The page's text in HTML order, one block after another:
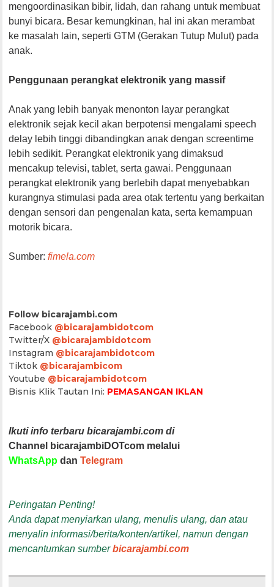
mengoordinasikan bibir, lidah, dan rahang untuk membuat
bunyi bicara. Besar kemungkinan, hal ini akan merambat
ke masalah lain, seperti GTM (Gerakan Tutup Mulut) pada
anak.
Penggunaan perangkat elektronik yang massif
Anak yang lebih banyak menonton layar perangkat
elektronik sejak kecil akan berpotensi mengalami speech
delay lebih tinggi dibandingkan anak dengan screentime
lebih sedikit. Perangkat elektronik yang dimaksud
mencakup televisi, tablet, serta gawai. Penggunaan
perangkat elektronik yang berlebih dapat menyebabkan
kurangnya stimulasi pada area otak tertentu yang berkaitan
dengan sensori dan pengenalan kata, serta kemampuan
motorik bicara.
Sumber:fimela.com
Follow bicarajambi.com
Facebook @bicarajambidotcom
Twitter/X @bicarajambidotcom
Instagram @bicarajambidotcom
Tiktok @bicarajambicom
Youtube @bicarajambidotcom
Bisnis Klik Tautan Ini: PEMASANGAN IKLAN
Ikuti info terbaru bicarajambi.com di
Channel bicarajambiDOTcom melalui
WhatsApp danTelegram
Peringatan Penting!
Anda dapat menyiarkan ulang, menulis ulang, dan atau
menyalin informasi/berita/konten/artikel, namun dengan
mencantumkan sumberbicarajambi.com